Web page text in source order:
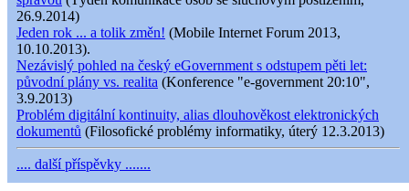
26.9.2014)
Jeden rok ... a tolik změn! (Mobile Internet Forum 2013,
10.10.2013).
Nezávislý pohled na český eGovernment s odstupem pěti let:
původní plány vs. realita (Konference "e-government 20:10",
3.9.2013)
Problém digitální kontinuity, alias dlouhověkost elektronických
dokumentů (Filosofické problémy informatiky, úterý 12.3.2013)
.... další příspěvky .......